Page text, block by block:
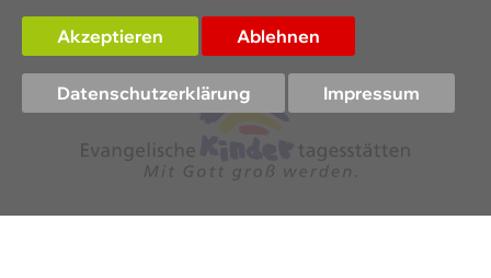
Akzeptieren Ablehnen
Datenschutzerklärung Impressum